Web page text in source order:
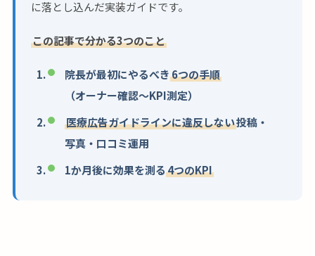
に落とし込んだ実装ガイドです。
この記事で分かる3つのこと
院長が最初にやるべき6つの手順
（オーナー確認〜KPI測定）
医療広告ガイドラインに違反しない投稿・
写真・口コミ運用
1か月後に効果を測る4つのKPI